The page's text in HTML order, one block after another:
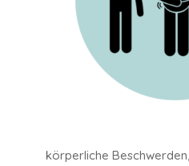
körperliche